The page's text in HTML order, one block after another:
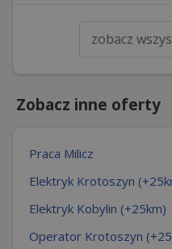
zobacz
Zobacz inne oferty
Praca Milicz
Elektryk Krotoszyn
Elektryk Kobylin (+25km)
Operator Krotoszyn